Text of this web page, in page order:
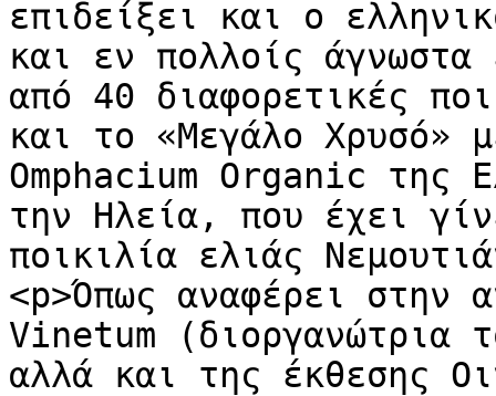
επιδείξει και ο
και εν πολλοίς
από 40 διαφορετικές
και το «Μεγάλο Χρυσό»
Omphacium Organic της
την Ηλεία, που έχει
ποικιλία ελιάς
<p>Όπως αναφέρει στην
Vinetum (διοργανώτρια
αλλά και της έκθεσης